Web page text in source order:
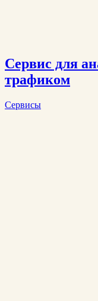
Сервис для
трафиком
Сервисы